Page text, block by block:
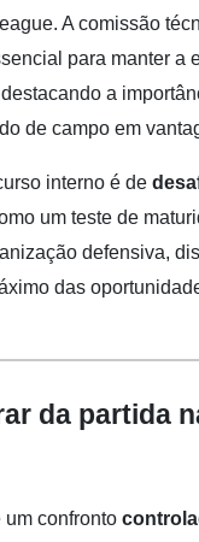
A comissão
para manter a
destacando a
de campo em
interno é de
um teste de
defensiva,
das
da partida
um confronto